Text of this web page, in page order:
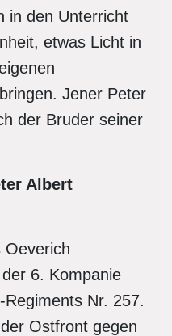
in den Unterricht
etwas Licht in
Jener Peter
der Bruder seiner
Albert
Oeverich
6. Kompanie
Nr. 257.
Ostfront gegen